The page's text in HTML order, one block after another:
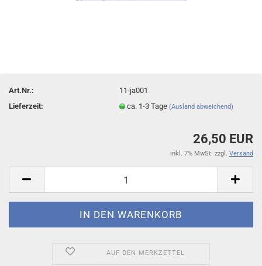
Art.Nr.:
11-ja001
Lieferzeit:
ca. 1-3 Tage(Ausland abweichend)
26,50 EUR
inkl. 7% MwSt. zzgl. Versand
AUF DEN MERKZETTEL